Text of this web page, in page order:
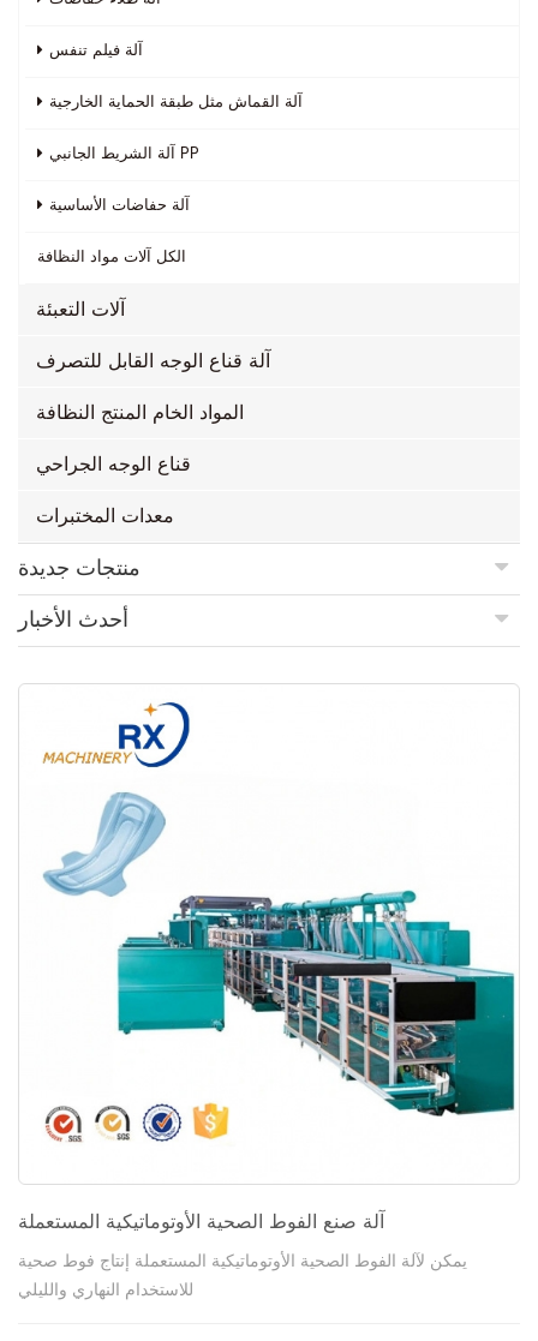
آلة فيلم تنفس
آلة القماش مثل طبقة الحماية الخارجية
آلة الشريط الجانبي PP
آلة حفاضات الأساسية
الكل آلات مواد النظافة
آلات التعبئة
آلة قناع الوجه القابل للتصرف
المواد الخام المنتج النظافة
قناع الوجه الجراحي
معدات المختبرات
منتجات جديدة
أحدث الأخبار
آلة صنع الفوط الصحية الأوتوماتيكية المستعملة
يمكن لآلة الفوط الصحية الأوتوماتيكية المستعملة إنتاج فوط صحية
للاستخدام النهاري والليلي